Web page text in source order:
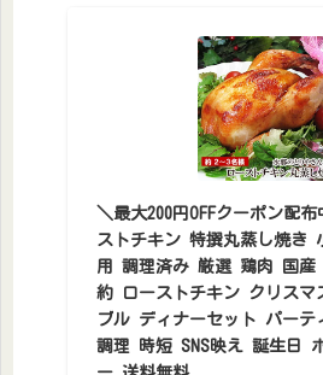
＼最大200円OFFクーポン配
ストチキン 特撰丸蒸し焼き
用 調理済み 厳選 鶏肉 国
約 ローストチキン クリスマ
ブル ディナーセット パー
調理 時短 SNS映え 誕生日